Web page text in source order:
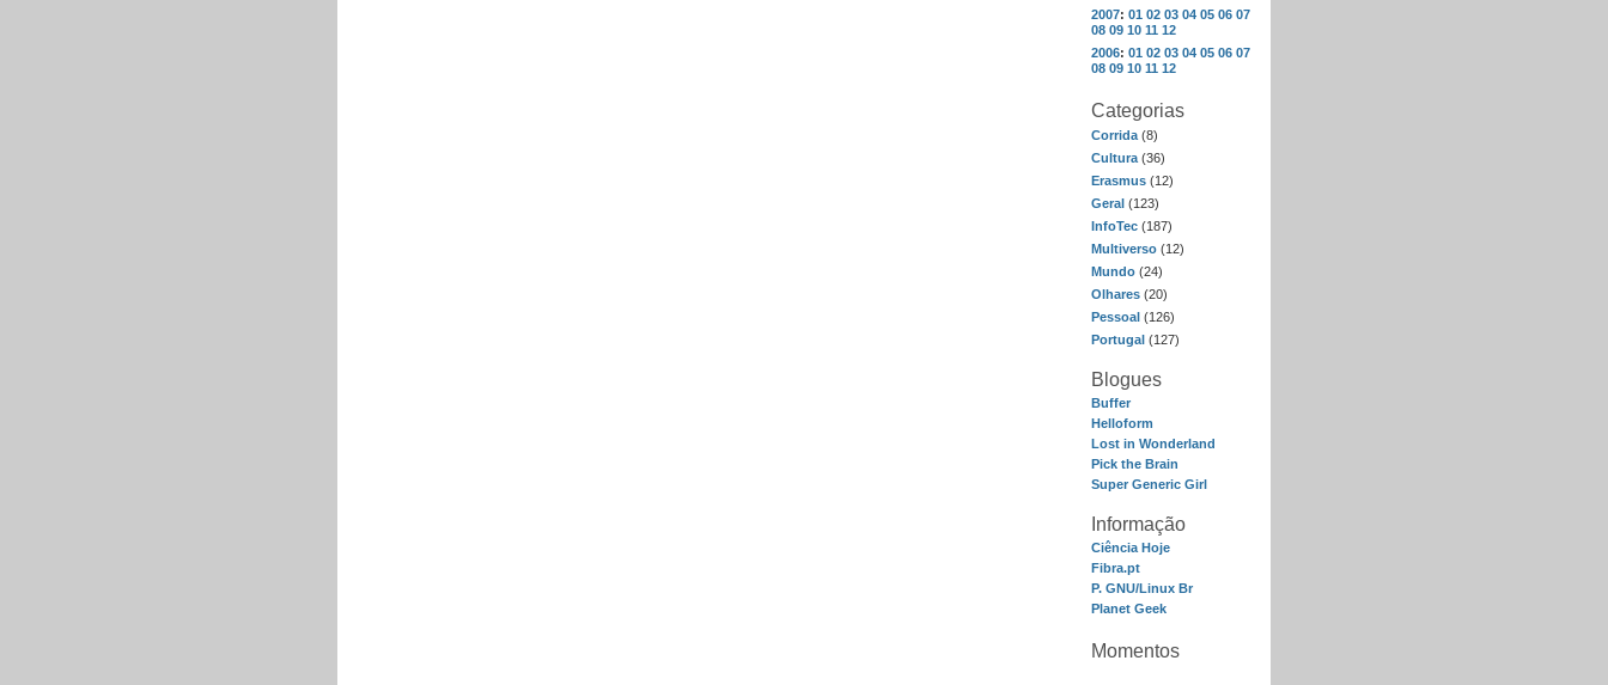
2007: 01 02 03 04 05 06 07
08 09 10 11 12
2006: 01 02 03 04 05 06 07
08 09 10 11 12
Categorias
Corrida (8)
Cultura (36)
Erasmus (12)
Geral (123)
InfoTec (187)
Multiverso (12)
Mundo (24)
Olhares (20)
Pessoal (126)
Portugal (127)
Blogues
Buffer
Helloform
Lost in Wonderland
Pick the Brain
Super Generic Girl
Informação
Ciência Hoje
Fibra.pt
P. GNU/Linux Br
Planet Geek
Momentos